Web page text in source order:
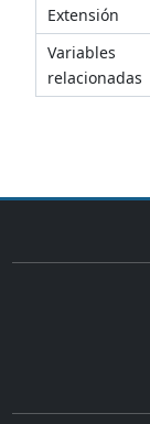
Extensión
Variables
relacionadas